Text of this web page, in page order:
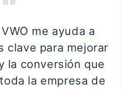
me ayuda a
clave para mejorar
la conversión que
la empresa de